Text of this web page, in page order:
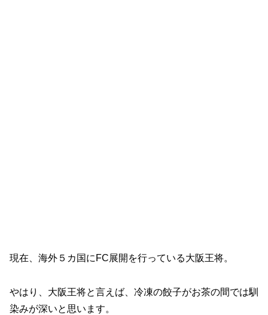
現在、海外５カ国にFC展開を行っている大阪王将。
やはり、大阪王将と言えば、冷凍の餃子がお茶の間では馴
染みが深いと思います。